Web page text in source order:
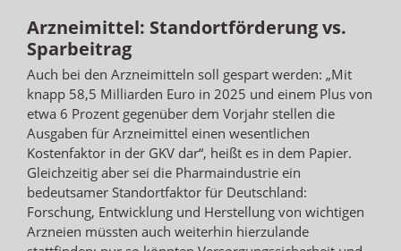
Arzneimittel: Standortförderung vs.
Sparbeitrag
Auch bei den Arzneimitteln soll gespart werden: „Mit
knapp 58,5 Milliarden Euro in 2025 und einem Plus von
etwa 6 Prozent gegenüber dem Vorjahr stellen die
Ausgaben für Arzneimittel einen wesentlichen
Kostenfaktor in der GKV dar“, heißt es in dem Papier.
Gleichzeitig aber sei die Pharmaindustrie ein
bedeutsamer Standortfaktor für Deutschland:
Forschung, Entwicklung und Herstellung von wichtigen
Arzneien müssten auch weiterhin hierzulande